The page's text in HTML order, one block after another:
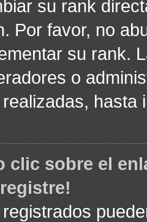
su rank
Por favor, no
su rank.
o
hasta
clic sobre el